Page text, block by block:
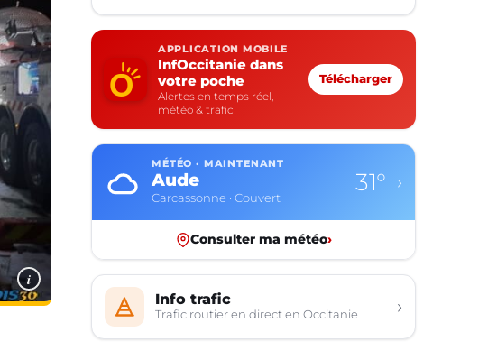
i
APPLICATION MOBILE
InfOccitanie dans
votre poche
Alertes en temps réel,
météo & trafic
Télécharger
MÉTÉO · MAINTENANT
Aude
Carcassonne · Couvert
31° ›
Consulter ma météo›
Info trafic
Trafic routier en direct en Occitanie ›